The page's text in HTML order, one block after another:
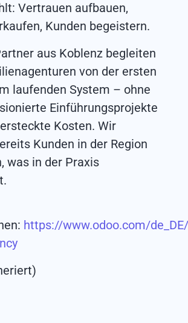
Vertrauen aufbauen,
Kunden begeistern.
aus Koblenz begleiten
von der ersten
laufenden System – ohne
Einführungsprojekte
Kosten. Wir
Kunden in der Region
was in der Praxis
https://www.odoo.com/